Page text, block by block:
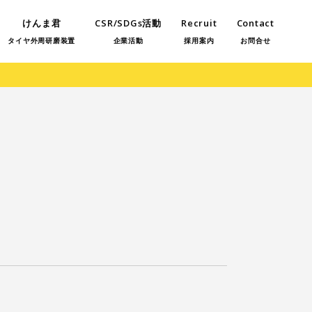
けんま君
タイヤ外周研磨装置
CSR/SDGs活動
企業活動
Recruit
採用案内
Contact
お問合せ